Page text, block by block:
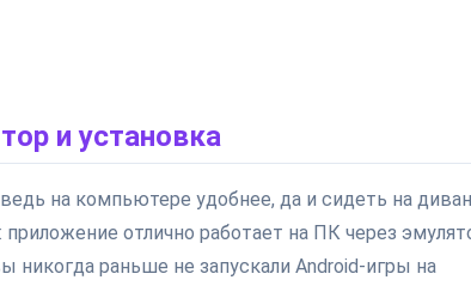
и установка
на компьютере удобнее, да и сидеть на
отлично работает на ПК через
никогда раньше не запускали Android-игры на